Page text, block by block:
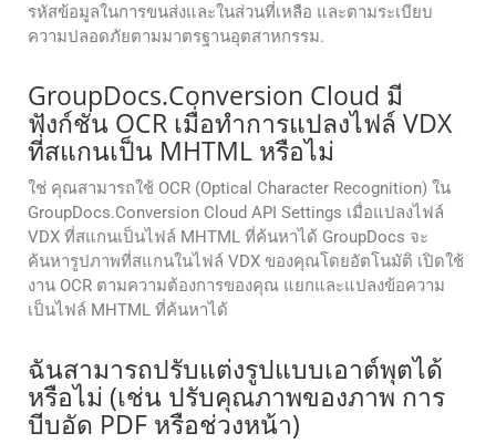
รหัสข้อมูลในการขนส่งและในส่วนที่เหลือ และตามระเบียบ
ความปลอดภัยตามมาตรฐานอุตสาหกรรม.
GroupDocs.Conversion Cloud มี
ฟังก์ชัน OCR เมื่อทำการแปลงไฟล์ VDX
ที่สแกนเป็น MHTML หรือไม่
ใช่ คุณสามารถใช้ OCR (Optical Character Recognition) ใน
GroupDocs.Conversion Cloud API Settings เมื่อแปลงไฟล์
VDX ที่สแกนเป็นไฟล์ MHTML ที่ค้นหาได้ GroupDocs จะ
ค้นหารูปภาพที่สแกนในไฟล์ VDX ของคุณโดยอัตโนมัติ เปิดใช้
งาน OCR ตามความต้องการของคุณ แยกและแปลงข้อความ
เป็นไฟล์ MHTML ที่ค้นหาได้
ฉันสามารถปรับแต่งรูปแบบเอาต์พุตได้
หรือไม่ (เช่น ปรับคุณภาพของภาพ การ
บีบอัด PDF หรือช่วงหน้า)